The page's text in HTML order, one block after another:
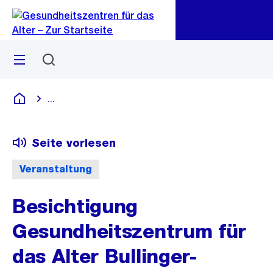
Navigation
Sprunglink
Menü
Gesundheitszentren für das Alter
Veranstaltung
Seite vorlesen
Besichtigung
Gesundheitszentrum für
das Alter Bullinger-